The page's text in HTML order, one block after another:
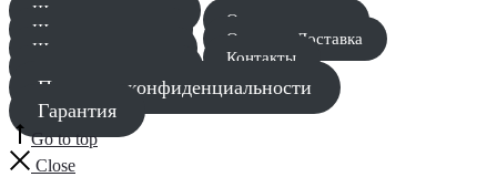
Шары для мальчика
Шары для девочки
Шары для девушки
Оставить заявку
Оплата и Доставка
Контакты
Политика конфиденциальности
Гарантия
Go to top
Close